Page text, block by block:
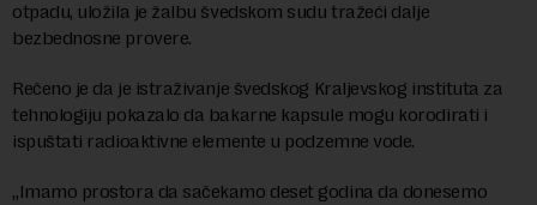
otpadu, uložila je žalbu švedskom sudu tražeći dalje
bezbednosne provere.
Rečeno je da je istraživanje švedskog Kraljevskog instituta za
tehnologiju pokazalo da bakarne kapsule mogu korodirati i
ispuštati radioaktivne elemente u podzemne vode.
„Imamo prostora da sačekamo deset godina da donesemo